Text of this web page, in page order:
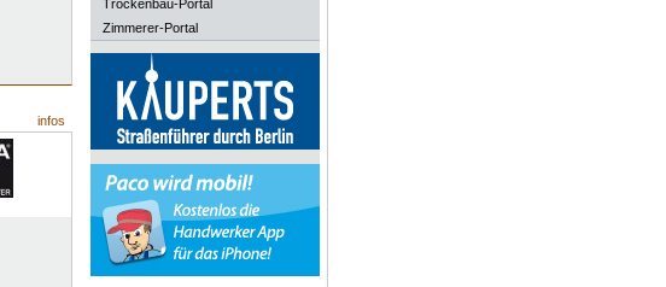
infos
Trockenbau-Portal
Zimmerer-Portal